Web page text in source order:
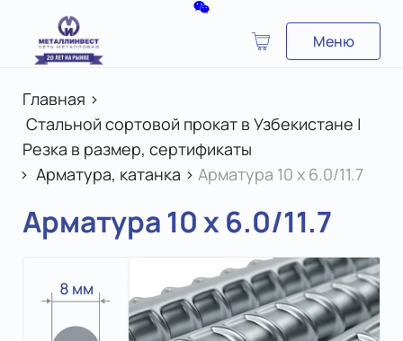
Меню
Главная >
Стальной сортовой прокат в Узбекистане |
Резка в размер, сертификаты
> Арматура, катанка > Арматура 10 x 6.0/11.7
Арматура 10 x 6.0/11.7